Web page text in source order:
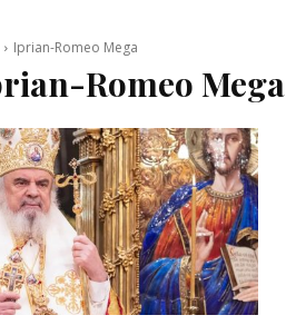
Iprian-Romeo Mega
Romeo Mega